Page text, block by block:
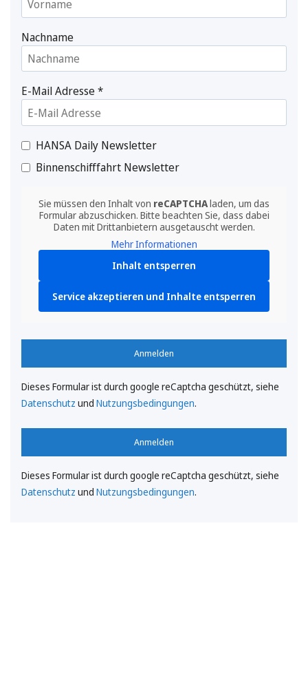
Nachname
E-Mail Adresse*
HANSA Daily Newsletter
Binnenschifffahrt Newsletter
Sie müssen den Inhalt von reCAPTCHAladen, um das
Formular abzuschicken. Bitte beachten Sie, dass dabei
Daten mit Drittanbietern ausgetauscht werden.
Mehr Informationen
Inhalt entsperren
Service akzeptieren und Inhalte entsperren
Anmelden
Dieses Formular ist durch google reCaptcha geschützt, siehe
Datenschutz und Nutzungsbedingungen.
Anmelden
Dieses Formular ist durch google reCaptcha geschützt, siehe
Datenschutz und Nutzungsbedingungen.